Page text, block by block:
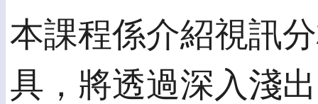
本課程係介紹視訊
具，將透過深入淺